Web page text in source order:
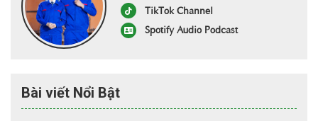
TikTok Channel
Spotify Audio Podcast
Bài viết Nổi Bật